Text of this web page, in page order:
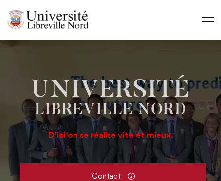
UNIVERSITÉ
LIBREVILLE NORD
D'ici on se réalise vite et mieux.
Contact